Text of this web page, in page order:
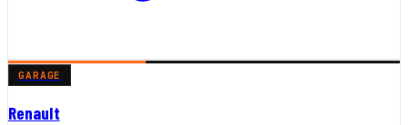
GARAGE
Renault